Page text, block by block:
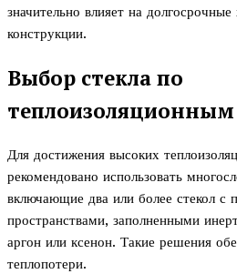
значительно влияет на долгосрочные
конструкции.
Выбор стекла по
теплоизоляционным
Для достижения высоких
рекомендовано использовать
включающие два или более стекол с
пространствами, заполненными
аргон или ксенон. Такие решения
теплопотери.